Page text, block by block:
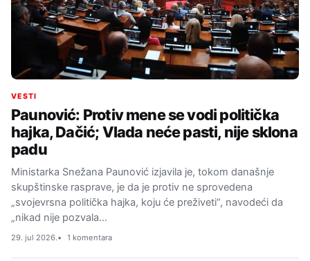
VESTI
Paunović: Protiv mene se vodi politička
hajka, Dačić; Vlada neće pasti, nije sklona
padu
Ministarka Snežana Paunović izjavila je, tokom današnje
skupštinske rasprave, je da je protiv ne sprovedena
„svojevrsna politička hajka, koju će preživeti“, navodeći da
„nikad nije pozvala…
29. jul 2026. 1 komentara